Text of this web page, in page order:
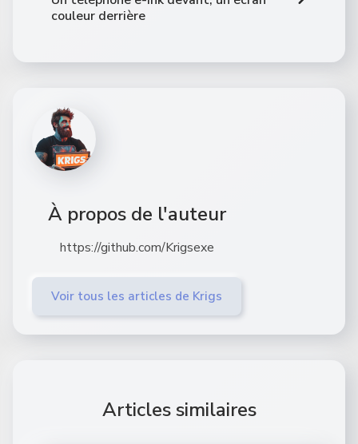
couleur derrière
À propos de l'auteur
https://github.com/Krigsexe
Voir tous les articles de Krigs
Articles similaires